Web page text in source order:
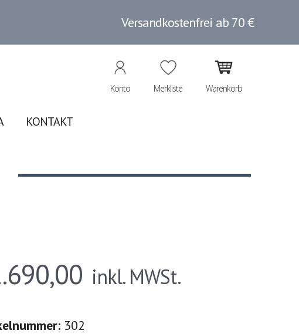
Versandkostenfrei ab 70 €
Konto Merkliste Warenkorb
KONTAKT
inkl. MWSt.
302